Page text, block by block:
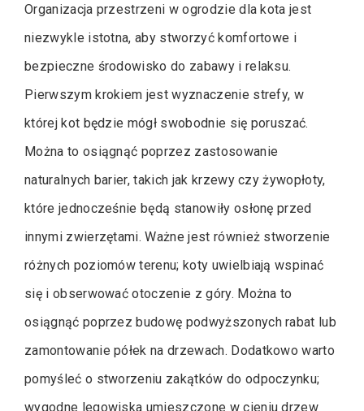
Organizacja przestrzeni w ogrodzie dla kota jest
niezwykle istotna, aby stworzyć komfortowe i
bezpieczne środowisko do zabawy i relaksu.
Pierwszym krokiem jest wyznaczenie strefy, w
której kot będzie mógł swobodnie się poruszać.
Można to osiągnąć poprzez zastosowanie
naturalnych barier, takich jak krzewy czy żywopłoty,
które jednocześnie będą stanowiły osłonę przed
innymi zwierzętami. Ważne jest również stworzenie
różnych poziomów terenu; koty uwielbiają wspinać
się i obserwować otoczenie z góry. Można to
osiągnąć poprzez budowę podwyższonych rabat lub
zamontowanie półek na drzewach. Dodatkowo warto
pomyśleć o stworzeniu zakątków do odpoczynku;
wygodne legowiska umieszczone w cieniu drzew